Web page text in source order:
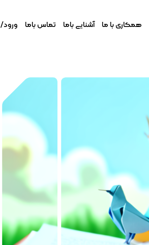
همکاری با ما آشنایی باما تماس باما